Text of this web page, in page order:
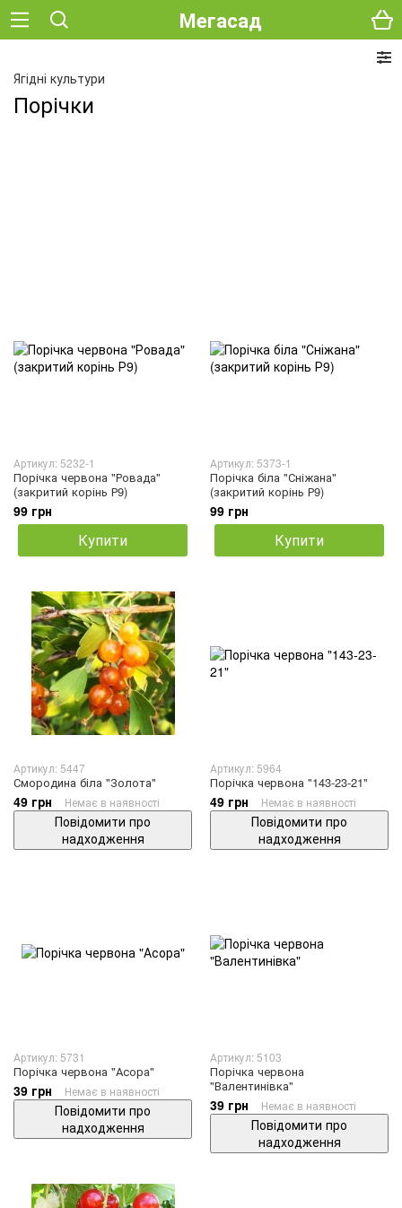
Мегасад
Ягідні культури
Порічки
Артикул: 5232-1
Порічка червона "Ровада"
(закритий корінь Р9)
99 грн
Купити
Артикул: 5373-1
Порічка біла "Сніжана"
(закритий корінь Р9)
99 грн
Купити
Артикул: 5447
Смородина біла "Золота"
49 грн Немає в наявності
Повідомити про
надходження
Артикул: 5964
Порічка червона "143-23-21"
49 грн Немає в наявності
Повідомити про
надходження
Артикул: 5731
Порічка червона "Асора"
39 грн Немає в наявності
Повідомити про
надходження
Артикул: 5103
Порічка червона
"Валентинівка"
39 грн Немає в наявності
Повідомити про
надходження